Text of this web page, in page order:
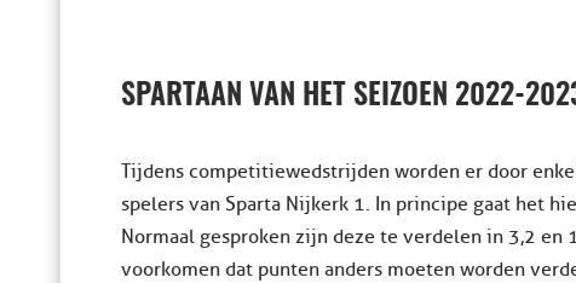
SPARTAAN VAN HET SEIZOEN 2022-
Tijdens competitiewedstrijden worden er door
spelers van Sparta Nijkerk 1. In principe gaat het
Normaal gesproken zijn deze te verdelen in 3,2
voorkomen dat punten anders moeten worden